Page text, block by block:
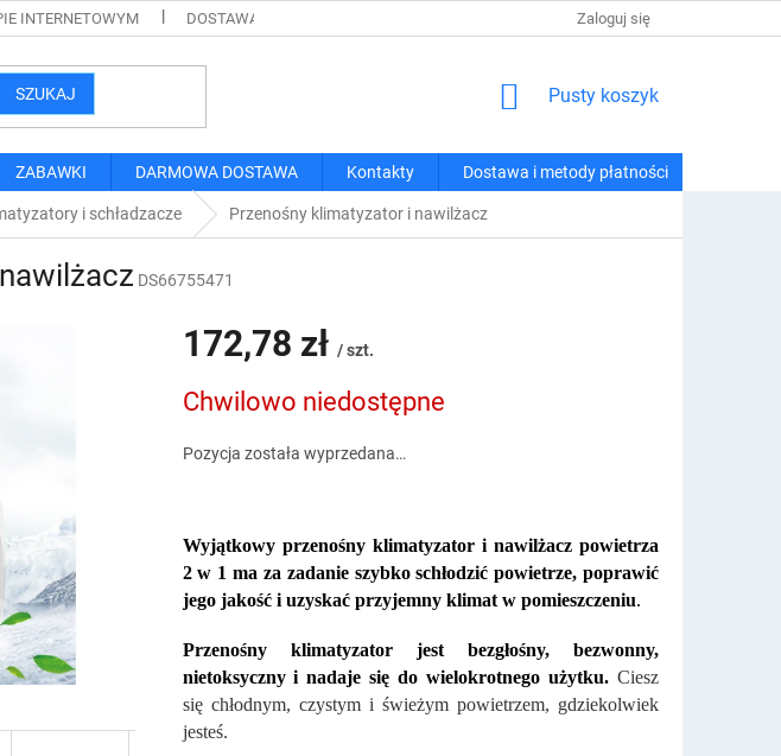
INTERNETOWYM DOSTAWA I METODY PŁATNOŚCI REGULAMIN ZAKUPÓW
Zaloguj się
SZUKAJ KOSZYK
Pusty koszyk
ZABAWKI DARMOWA DOSTAWA Kontakty Dostawa i metody płatności
i schładzacze Przenośny klimatyzator i nawilżacz
DS66755471
172,78 zł / szt.
jednostkowa:
Chwilowo niedostępne
Pozycja została wyprzedana…
Wyjątkowy przenośny klimatyzator i nawilżacz powietrza
2 w 1 ma za zadanie szybko schłodzić powietrze, poprawić
jego jakość i uzyskać przyjemny klimat w pomieszczeniu.
Przenośny klimatyzator jest bezgłośny, bezwonny,
nietoksyczny i nadaje się do wielokrotnego użytku. Ciesz
się chłodnym, czystym i świeżym powietrzem, gdziekolwiek
jesteś.